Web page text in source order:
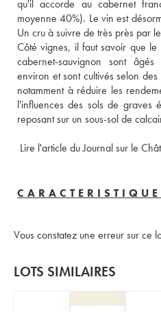
qu'il accorde au cabernet
moyenne 40%). Le vin est
Un cru à suivre de très près par
Côté vignes, il faut savoir que
cabernet-sauvignon sont
environ et sont cultivés selon
notamment à réduire les
l'influences des sols de graves
reposant sur un sous-sol de
Lire l'article du Journal sur le
Vous constatez une erreur sur ce
LOTS SIMILAIRES